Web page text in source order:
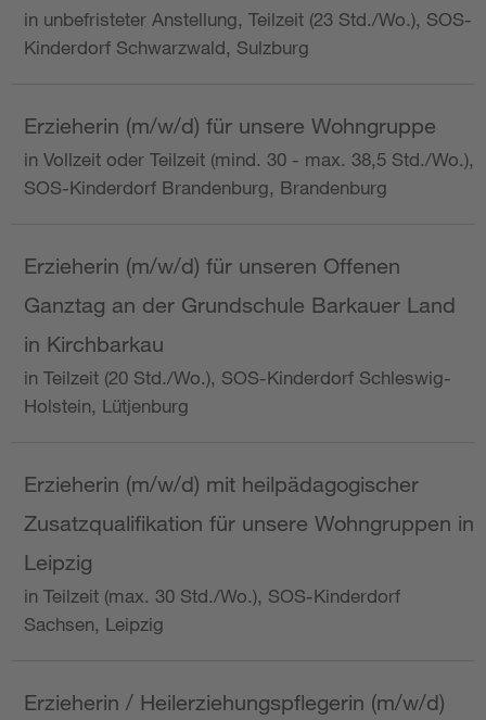
in unbefristeter Anstellung, Teilzeit (23 Std./Wo.), SOS-
Kinderdorf Schwarzwald, Sulzburg
Erzieherin (m/w/d) für unsere Wohngruppe
in Vollzeit oder Teilzeit (mind. 30 - max. 38,5 Std./Wo.),
SOS-Kinderdorf Brandenburg, Brandenburg
Erzieherin (m/w/d) für unseren Offenen
Ganztag an der Grundschule Barkauer Land
in Kirchbarkau
in Teilzeit (20 Std./Wo.), SOS-Kinderdorf Schleswig-
Holstein, Lütjenburg
Erzieherin (m/w/d) mit heilpädagogischer
Zusatzqualifikation für unsere Wohngruppen in
Leipzig
in Teilzeit (max. 30 Std./Wo.), SOS-Kinderdorf
Sachsen, Leipzig
Erzieherin / Heilerziehungspflegerin (m/w/d)